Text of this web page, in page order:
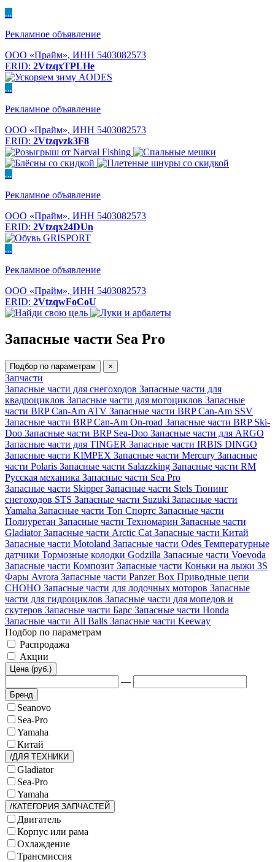
...
Рекламное объявление
ООО «Прайм», ИНН 5403082573
ERID: 2VtzqxTPLHe
...
Рекламное объявление
ООО «Прайм», ИНН 5403082573
ERID: 2Vtzqvzk3F8
...
Рекламное объявление
ООО «Прайм», ИНН 5403082573
ERID: 2Vtzqx24DUn
...
Рекламное объявление
ООО «Прайм», ИНН 5403082573
ERID: 2VtzqwFoCoU
Запасные части Sea Pro
Подбор по параметрам ×
Запчасти
Запасные части для снегоходов Запасные части для
квадроциклов Запасные части для мотоциклов Запасные
части BRP Can-Am ATV Запасные части BRP Can-Am SSV
Запасные части BRP Can-Am On-road Запасные части BRP Ski-
Doo Запасные части BRP Sea-Doo Запасные части для ARGO
Запасные части для TINGER Запасные части IRBIS DINGO
Запасные части KIMPEX Запасные части Mercury Запасные
части Polaris Запасные части Salazzking Запасные части RM
Русская механика Запасные части Sea Pro
Запасные части SkipperЗапасные части Stels Тюнинг
снегоходов STS Запасные части Suzuki Запасные части
Yamaha Запасные части Топ Спортс Запасные части
Полиуретан Запасные части Техномарин Запасные части
GladiatorЗапасные части Arctic Cat Запасные части Китай
Запасные части Motoland Запасные части Odes Температурные
датчики Тормозные колодки Godzilla Запасные части Voevoda
Запасные части Композит Запасные части Коньки на лыжи 3S
Фары Avrora Запасные части Panzer Box Приводные цепи
CHOHO Запасные части для лодочных моторов Запасные
части для гидроциклов Запасные части для мопедов и
скутеров Запасные части Барс Запасные части Honda
Запасные части All Balls Запасные части Keeway
Подбор по параметрам
Распродажа
Акции
Цена (руб.)
—
Бренд
Seanovo
Sea-Pro
Yamaha
Китай
/ДЛЯ ТЕХНИКИ
Gladiator
Sea-Pro
Yamaha
/КАТЕГОРИЯ ЗАПЧАСТЕЙ
Двигатель
Корпус или рама
Охлаждение
Трансмиссия